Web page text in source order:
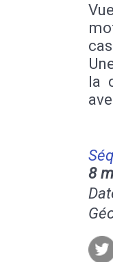
la
8